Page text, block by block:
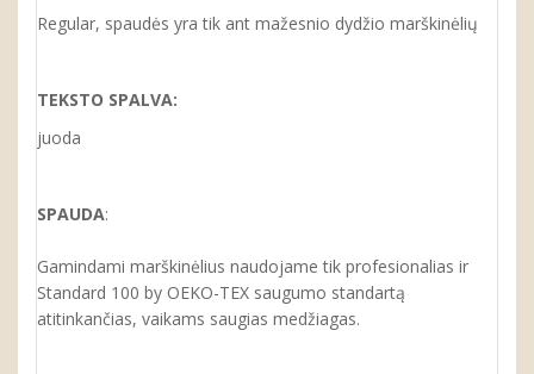
Regular, spaudės yra tik ant mažesnio dydžio marškinėlių
TEKSTO SPALVA:
juoda
SPAUDA:
Gamindami marškinėlius naudojame tik profesionalias ir
Standard 100 by OEKO-TEX saugumo standartą
atitinkančias, vaikams saugias medžiagas.